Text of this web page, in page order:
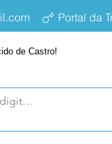
Portal da
de Castro!